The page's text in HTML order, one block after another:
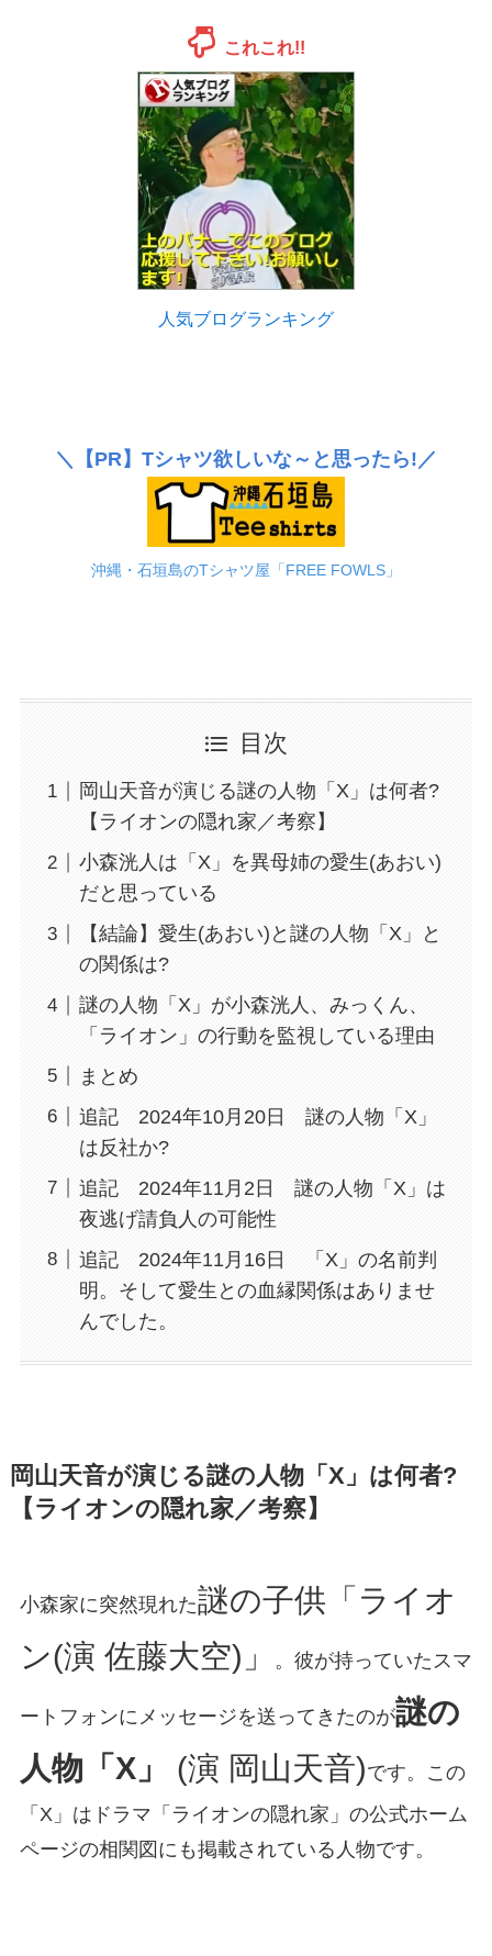
これこれ!!
人気ブログランキング
＼ 【PR】 Tシャツ欲しいな～と思ったら!／
沖縄・石垣島のTシャツ屋「FREE FOWLS」
目次
岡山天音が演じる謎の人物「X」は何者?
【ライオンの隠れ家／考察】
小森洸人は「X」を異母姉の愛生(あおい)
だと思っている
【結論】愛生(あおい)と謎の人物「X」と
の関係は?
謎の人物「X」が小森洸人、みっくん、
「ライオン」の行動を監視している理由
まとめ
追記 2024年10月20日 謎の人物「X」
は反社か?
追記 2024年11月2日 謎の人物「X」は
夜逃げ請負人の可能性
追記 2024年11月16日 「X」の名前判
明。そして愛生との血縁関係はありませ
んでした。
岡山天音が演じる謎の人物「X」は何者?
【ライオンの隠れ家／考察】
小森家に突然現れた謎の子供「ライオ
ン(演 佐藤大空)」
。彼が持っていたスマ
ートフォンにメッセージを送ってきたのが謎の
人物「X」
(演 岡山天音)です。この
「X」はドラマ「ライオンの隠れ家」の公式ホーム
ページの相関図にも掲載されている人物です。